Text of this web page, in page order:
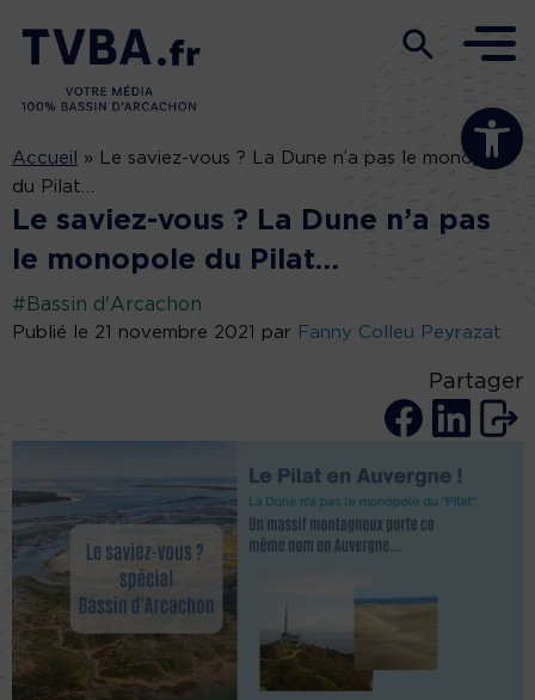
Ouvrir la
Accueil »
Le saviez-vous ? La Dune n’a pas le monopole
du Pilat…
Le saviez-vous ? La Dune n’a pas
le monopole du Pilat…
#Bassin d'Arcachon
Publié le 21 novembre 2021 par Fanny Colleu Peyrazat
Partager